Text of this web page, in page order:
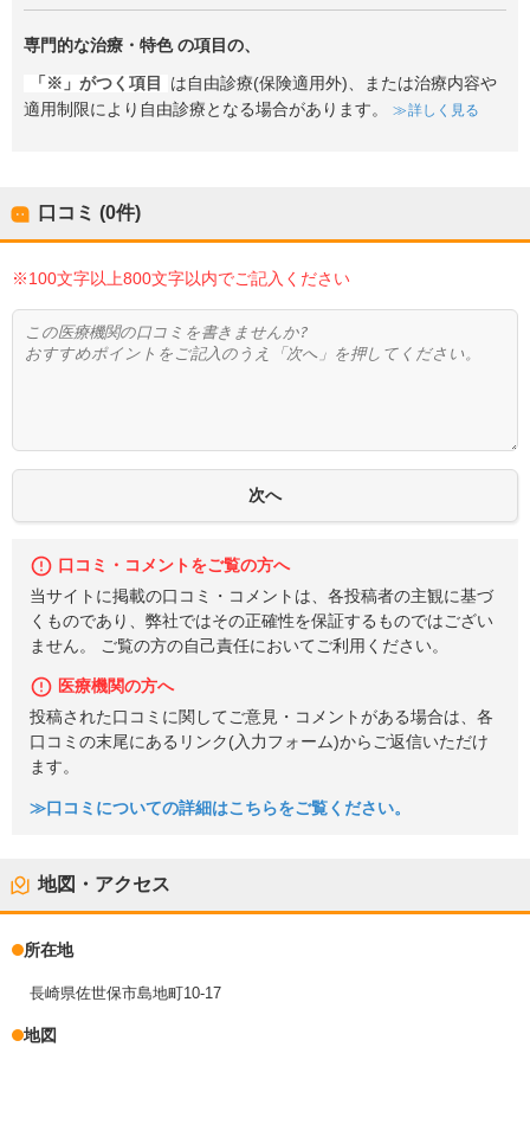
専門的な治療・特色の項目の、
「※」がつく項目
は自由診療(保険適用外)、または治療内容や
適用制限により自由診療となる場合があります。
詳しく見る
口コミ (0件)
※100文字以上800文字以内でご記入ください
口コミ・コメントをご覧の方へ
当サイトに掲載の口コミ・コメントは、各投稿者の主観に基づ
くものであり、弊社ではその正確性を保証するものではござい
ません。 ご覧の方の自己責任においてご利用ください。
医療機関の方へ
投稿された口コミに関してご意見・コメントがある場合は、各
口コミの末尾にあるリンク(入力フォーム)からご返信いただけ
ます。
≫口コミについての詳細はこちらをご覧ください。
地図・アクセス
所在地
長崎県佐世保市島地町10-17
地図